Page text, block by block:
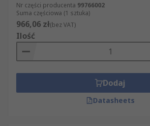
Nr części producenta 99766002
Suma częściowa (1 sztuka)
966,06 zł(bez VAT)
Ilość
Dodaj
Datasheets